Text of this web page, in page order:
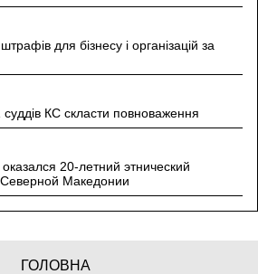
для бізнесу і організацій за
КС скласти повноваження
20-летний этнический
Македонии
ГОЛОВНА